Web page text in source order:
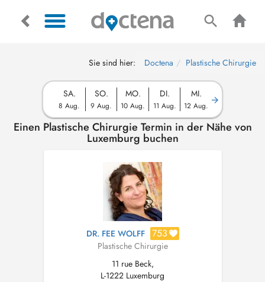
Sie sind hier: Doctena Plastische Chirurgie
SA.
8 Aug.
SO.
9 Aug.
MO.
10 Aug.
DI.
11 Aug.
MI.
12 Aug.
Einen Plastische Chirurgie Termin in der Nähe von
Luxemburg buchen
DR. FEE WOLFF 753
Plastische Chirurgie
11 rue Beck,
L-1222 Luxemburg